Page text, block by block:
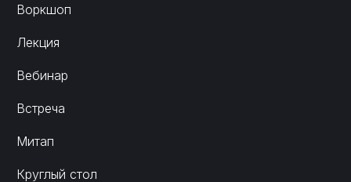
Воркшоп
Лекция
Вебинар
Встреча
Митап
Круглый стол